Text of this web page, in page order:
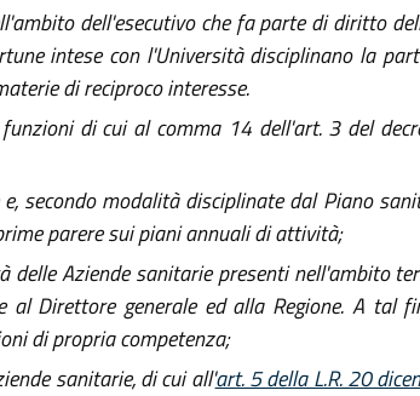
dell'esecutivo che fa parte di diritto
intese con l'Università disciplinano la
di reciproco interesse.
di cui al comma 14 dell'art. 3 del
secondo modalità disciplinate dal Piano
parere sui piani annuali di attività;
Aziende sanitarie presenti nell'ambito
Direttore generale ed alla Regione. A tal
di propria competenza;
sanitarie, di cui all'art. 5 della L.R. 20